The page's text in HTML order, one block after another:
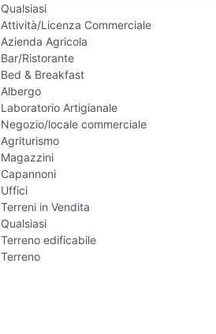
Qualsiasi
Attività/Licenza Commerciale
Azienda Agricola
Bar/Ristorante
Bed & Breakfast
Albergo
Laboratorio Artigianale
Negozio/locale commerciale
Agriturismo
Magazzini
Capannoni
Uffici
Terreni in Vendita
Qualsiasi
Terreno edificabile
Terreno